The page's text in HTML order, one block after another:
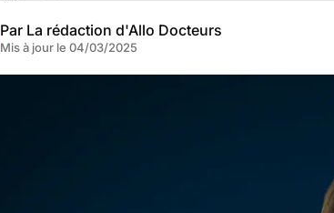
Par La rédaction d'Allo Docteurs
Mis à jour le 04/03/2025